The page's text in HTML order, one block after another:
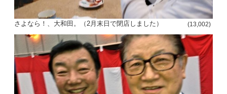
さよなら！、大和田。（2月末日で閉店しました） (13,002)